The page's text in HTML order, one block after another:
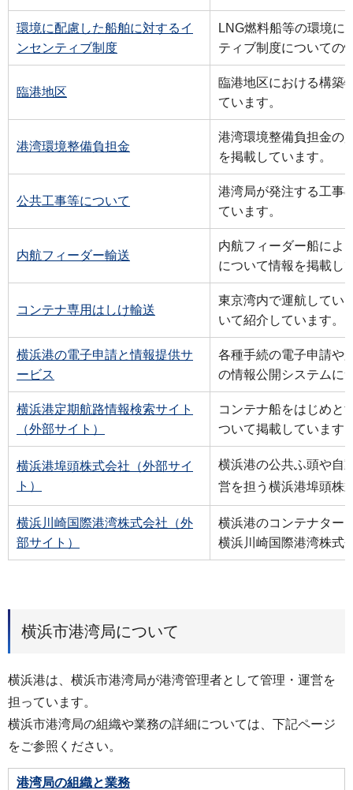
環境に配慮した船舶に対するイ
ンセンティブ制度
LNG燃料船等の環境に
ティブ制度についての
臨港地区
臨港地区における構築
ています。
港湾環境整備負担金
港湾環境整備負担金の
を掲載しています。
公共工事等について
港湾局が発注する工事
ています。
内航フィーダー輸送
内航フィーダー船によ
について情報を掲載し
コンテナ専用はしけ輸送
東京湾内で運航してい
いて紹介しています。
横浜港の電子申請と情報提供サ
ービス
各種手続の電子申請や
の情報公開システムに
横浜港定期航路情報検索サイト
（外部サイト）
コンテナ船をはじめと
ついて掲載しています
横浜港埠頭株式会社（外部サイ
ト）
横浜港の公共ふ頭や自
営を担う横浜港埠頭株
横浜川崎国際港湾株式会社（外
部サイト）
横浜港のコンテナター
横浜川崎国際港湾株式
横浜市港湾局について
横浜港は、横浜市港湾局が港湾管理者として管理・運営を
担っています。
横浜市港湾局の組織や業務の詳細については、下記ページ
をご参照ください。
港湾局の組織と業務